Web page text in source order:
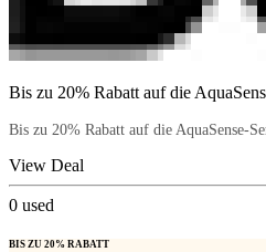
Bis zu 20% Rabatt auf die
Bis zu 20% Rabatt auf die AquaSense-
View Deal
0 used
BIS ZU 20% RABATT